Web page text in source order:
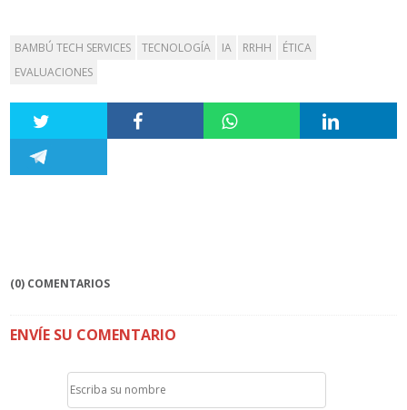
BAMBÚ TECH SERVICES TECNOLOGÍA IA RRHH
ÉTICA
EVALUACIONES
(0) COMENTARIOS
ENVÍE SU COMENTARIO